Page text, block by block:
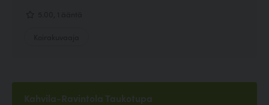
Kahvila-Ravintola Taukotupa